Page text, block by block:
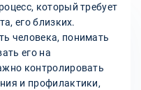
который требует
его близких.
человека, понимать
его на
контролировать
и профилактики,